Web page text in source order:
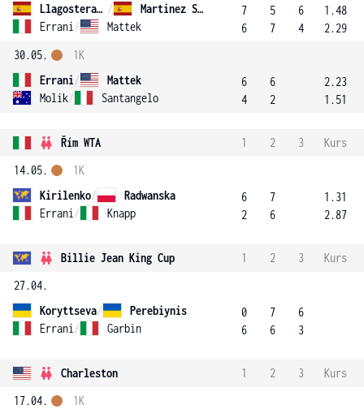
Llagostera Vives /
Martinez Sanchez
Errani / Mattek
7
6
5
7
6
4
1.48
2.29
30.05.
Errani/
Mattek
Molik/ Santangelo
1K
6
4
6
2
2.23
1.51
Řím WTA 1 2 3
Kurs
14.05.
Kirilenko/
Radwanska
Errani / Knapp
1K
6
2
7
6
1.31
2.87
Billie Jean King Cup 1 2 3
Kurs
27.04.
Koryttseva/
Perebiynis
Errani / Garbin
0
6
7
6
6
3
Charleston 1 2 3
Kurs
17.04.
1K